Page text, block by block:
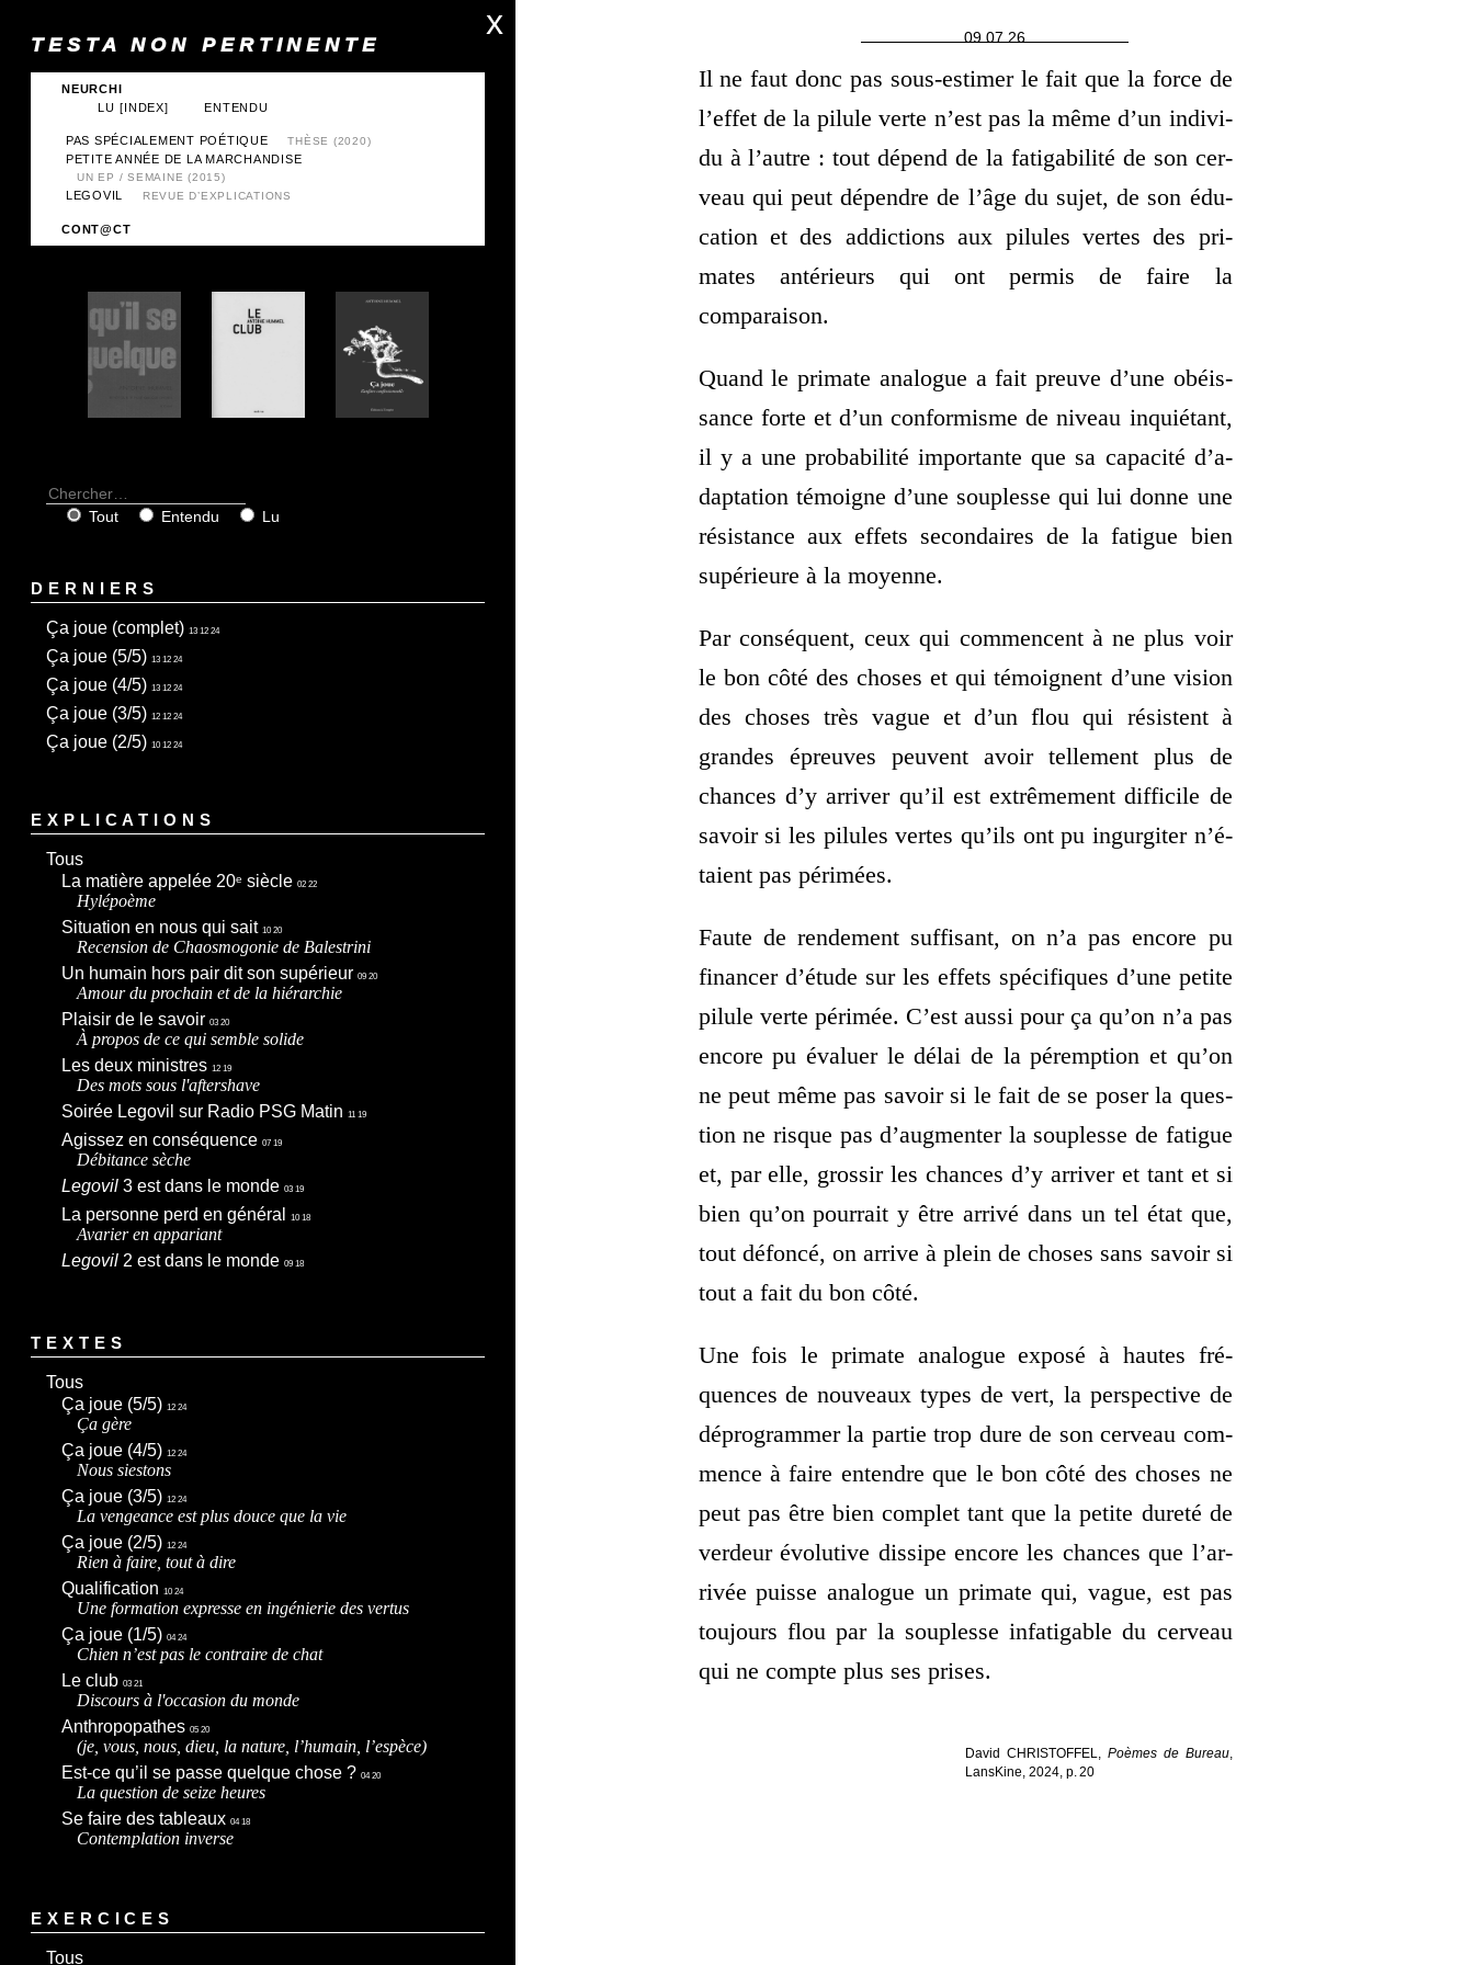
x
TESTA NON PERTINENTE
NEURCHI
LU [INDEX] ENTENDU
PAS SPÉCIALEMENT POÉTIQUE THÈSE (2020)
PETITE ANNÉE DE LA MARCHANDISE
UN EP / SEMAINE (2015)
LEGOVIL REVUE D’EXPLICATIONS
CONT@CT
Tout Entendu Lu
DERNIERS
Ça joue (complet) 13 12 24
Ça joue (5/5) 13 12 24
Ça joue (4/5) 13 12 24
Ça joue (3/5) 12 12 24
Ça joue (2/5) 10 12 24
EXPLICATIONS
Tous
La matière appelée 20e siècle 02 22
Hylépoème
Situation en nous qui sait 10 20
Recension de Chaosmogonie de Balestrini
Un humain hors pair dit son supérieur 09 20
Amour du prochain et de la hiérarchie
Plaisir de le savoir 03 20
À propos de ce qui semble solide
Les deux ministres 12 19
Des mots sous l'aftershave
Soirée Legovil sur Radio PSG Matin 11 19
Agissez en conséquence 07 19
Débitance sèche
Legovil 3 est dans le monde 03 19
La personne perd en général 10 18
Avarier en appariant
Legovil 2 est dans le monde 09 18
TEXTES
Tous
Ça joue (5/5) 12 24
Ça gère
Ça joue (4/5) 12 24
Nous siestons
Ça joue (3/5) 12 24
La vengeance est plus douce que la vie
Ça joue (2/5) 12 24
Rien à faire, tout à dire
Qualification 10 24
Une formation expresse en ingénierie des vertus
Ça joue (1/5) 04 24
Chien n’est pas le contraire de chat
Le club 03 21
Discours à l'occasion du monde
Anthropopathes 05 20
(je, vous, nous, dieu, la nature, l’humain, l’espèce)
Est-ce qu’il se passe quelque chose ? 04 20
La question de seize heures
Se faire des tableaux 04 18
Contemplation inverse
EXERCICES
Tous
09 07 26
Il ne faut donc pas sous-esti­mer le fait que la force de
l’ef­fet de la pilule verte n’est pas la même d’un indi­vi­
du à l’autre : tout dépend de la fati­ga­bi­li­té de son cer­
veau qui peut dépendre de l’âge du sujet, de son édu­
ca­tion et des addic­tions aux pilules vertes des pri­
mates anté­rieurs qui ont per­mis de faire la
comparaison.
Quand le pri­mate ana­logue a fait preuve d’une obéis­
sance forte et d’un confor­misme de niveau inquié­tant,
il y a une pro­ba­bi­li­té impor­tante que sa capa­ci­té d’a­
dap­ta­tion témoigne d’une sou­plesse qui lui donne une
résis­tance aux effets secon­daires de la fatigue bien
supé­rieure à la moyenne.
Par consé­quent, ceux qui com­mencent à ne plus voir
le bon côté des choses et qui témoignent d’une vision
des choses très vague et d’un flou qui résistent à
grandes épreuves peuvent avoir tel­le­ment plus de
chances d’y arri­ver qu’il est extrê­me­ment dif­fi­cile de
savoir si les pilules vertes qu’ils ont pu ingur­gi­ter n’é­
taient pas périmées.
Faute de ren­de­ment suf­fi­sant, on n’a pas encore pu
finan­cer d’é­tude sur les effets spé­ci­fiques d’une petite
pilule verte péri­mée. C’est aus­si pour ça qu’on n’a pas
encore pu éva­luer le délai de la péremp­tion et qu’on
ne peut même pas savoir si le fait de se poser la ques­
tion ne risque pas d’aug­men­ter la sou­plesse de fatigue
et, par elle, gros­sir les chances d’y arri­ver et tant et si
bien qu’on pour­rait y être arri­vé dans un tel état que,
tout défon­cé, on arrive à plein de choses sans savoir si
tout a fait du bon côté.
Une fois le pri­mate ana­logue expo­sé à hautes fré­
quences de nou­veaux types de vert, la pers­pec­tive de
dépro­gram­mer la par­tie trop dure de son cer­veau com­
mence à faire entendre que le bon côté des choses ne
peut pas être bien com­plet tant que la petite dure­té de
ver­deur évo­lu­tive dis­sipe encore les chances que l’ar­
ri­vée puisse ana­logue un pri­mate qui, vague, est pas
tou­jours flou par la sou­plesse infa­ti­gable du cer­veau
qui ne compte plus ses prises.
David CHRISTOFFEL, Poèmes de Bureau,
LansKine,2024,p. 20